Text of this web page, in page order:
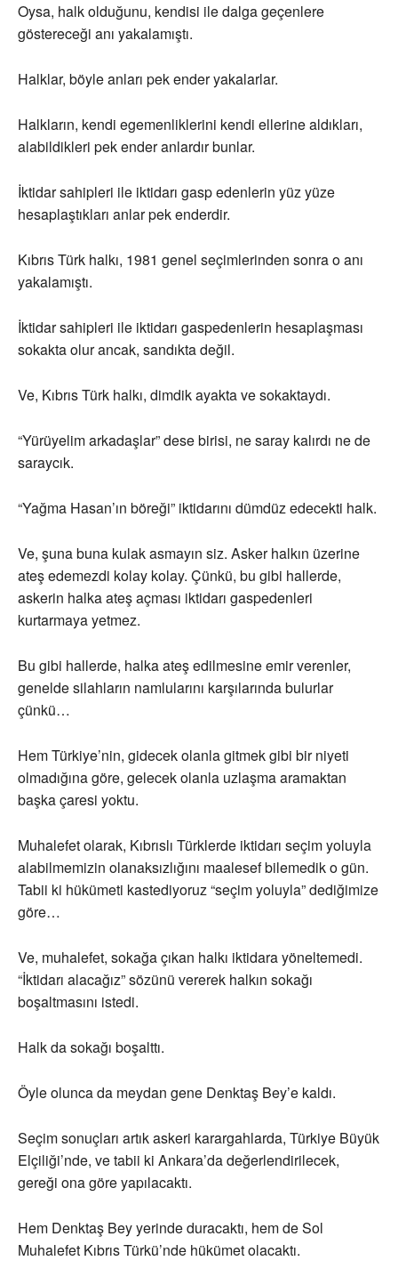
Oysa, halk olduğunu, kendisi ile dalga geçenlere
göstereceği anı yakalamıştı.
Halklar, böyle anları pek ender yakalarlar.
Halkların, kendi egemenliklerini kendi ellerine aldıkları,
alabildikleri pek ender anlardır bunlar.
İktidar sahipleri ile iktidarı gasp edenlerin yüz yüze
hesaplaştıkları anlar pek enderdir.
Kıbrıs Türk halkı, 1981 genel seçimlerinden sonra o anı
yakalamıştı.
İktidar sahipleri ile iktidarı gaspedenlerin hesaplaşması
sokakta olur ancak, sandıkta değil.
Ve, Kıbrıs Türk halkı, dimdik ayakta ve sokaktaydı.
“Yürüyelim arkadaşlar” dese birisi, ne saray kalırdı ne de
saraycık.
“Yağma Hasan’ın böreği” iktidarını dümdüz edecekti halk.
Ve, şuna buna kulak asmayın siz. Asker halkın üzerine
ateş edemezdi kolay kolay. Çünkü, bu gibi hallerde,
askerin halka ateş açması iktidarı gaspedenleri
kurtarmaya yetmez.
Bu gibi hallerde, halka ateş edilmesine emir verenler,
genelde silahların namlularını karşılarında bulurlar
çünkü…
Hem Türkiye’nin, gidecek olanla gitmek gibi bir niyeti
olmadığına göre, gelecek olanla uzlaşma aramaktan
başka çaresi yoktu.
Muhalefet olarak, Kıbrıslı Türklerde iktidarı seçim yoluyla
alabilmemizin olanaksızlığını maalesef bilemedik o gün.
Tabii ki hükümeti kastediyoruz “seçim yoluyla” dediğimize
göre…
Ve, muhalefet, sokağa çıkan halkı iktidara yöneltemedi.
“İktidarı alacağız” sözünü vererek halkın sokağı
boşaltmasını istedi.
Halk da sokağı boşalttı.
Öyle olunca da meydan gene Denktaş Bey’e kaldı.
Seçim sonuçları artık askeri karargahlarda, Türkiye Büyük
Elçiliği’nde, ve tabii ki Ankara’da değerlendirilecek,
gereği ona göre yapılacaktı.
Hem Denktaş Bey yerinde duracaktı, hem de Sol
Muhalefet Kıbrıs Türkü’nde hükümet olacaktı.